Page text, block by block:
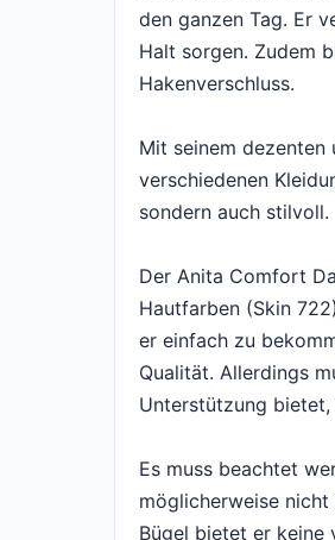
den ganzen Tag. Er
Halt sorgen. Zudem
Hakenverschluss.
Mit seinem dezenten
verschiedenen
sondern auch stilvoll.
Der Anita Comfort
Hautfarben (Skin
er einfach zu
Qualität. Allerdings
Unterstützung
Es muss beachtet
möglicherweise
Bügel bietet er keine